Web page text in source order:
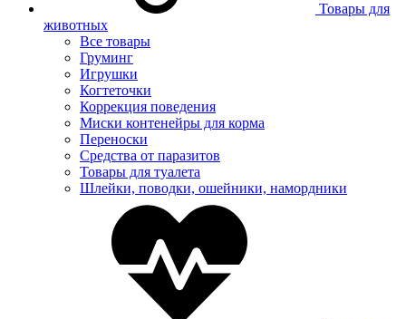
Товары для
животных
Все товары
Груминг
Игрушки
Когтеточки
Коррекция поведения
Миски контенейры для корма
Переноски
Средства от паразитов
Товары для туалета
Шлейки, поводки, ошейники, намордники